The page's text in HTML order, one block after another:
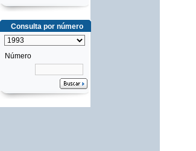
Consulta por número
Número